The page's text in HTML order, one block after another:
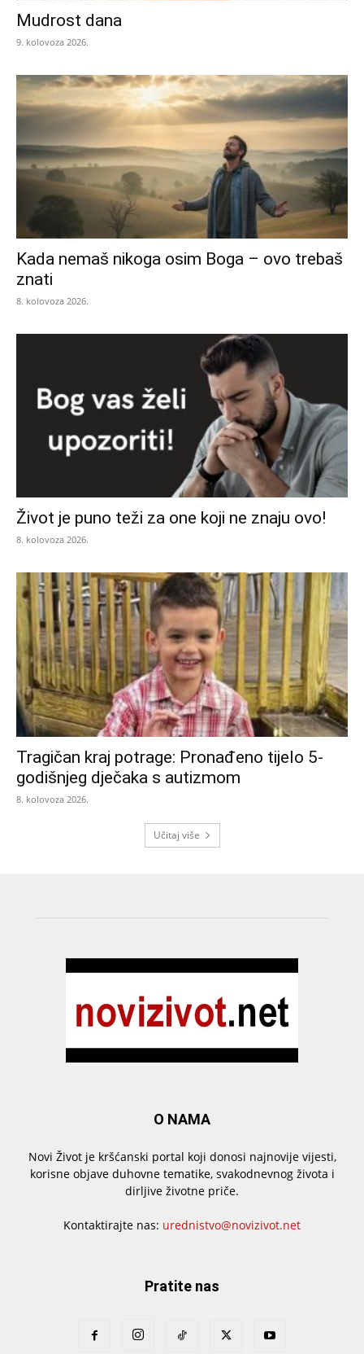
Mudrost dana
9. kolovoza 2026.
Kada nemaš nikoga osim Boga – ovo trebaš
znati
8. kolovoza 2026.
Život je puno teži za one koji ne znaju ovo!
8. kolovoza 2026.
Tragičan kraj potrage: Pronađeno tijelo 5-
godišnjeg dječaka s autizmom
8. kolovoza 2026.
Učitaj više
O NAMA
Novi Život je kršćanski portal koji donosi najnovije vijesti,
korisne objave duhovne tematike, svakodnevnog života i
dirljive životne priče.
Kontaktirajte nas: urednistvo@novizivot.net
Pratite nas